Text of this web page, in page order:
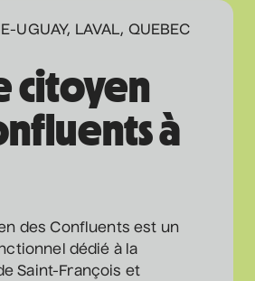
UGUAY, LAVAL, QUEBEC
citoyen
à
des Confluents est un
dédié à la
Saint-François et